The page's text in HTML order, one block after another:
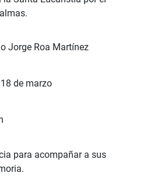
Jorge Roa Martínez
de marzo
para acompañar a sus